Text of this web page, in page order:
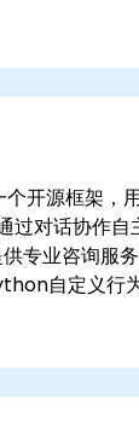
解决现实世界
音频合成。
决方案，无
的现场咨询。
频AI能力。
组织从我们灵
顾问直接部
现有的工作流
面的合作，这
而设计。 也
或Speech
发者、产品
觉的边界。
开源框架，
过对话协作自
专业咨询服
自定义行
接与您的团队
决方案。参
下咨询，专
的实践研讨会